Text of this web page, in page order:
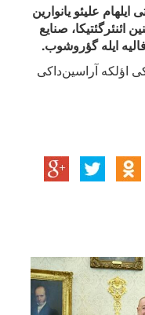
ایلهام علیئو یانوارین
ائنئرگئتیکا، صنایع
ایله گؤروشوب.
اؤلکه آراسین‌داکی